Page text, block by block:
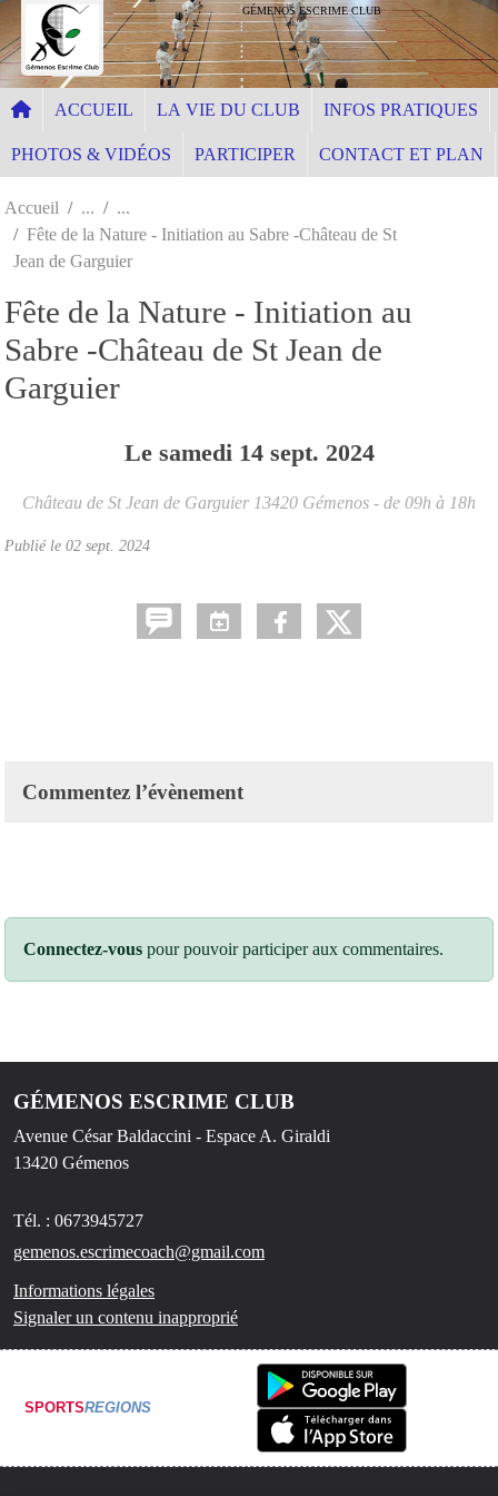
GÉMENOS ESCRIME CLUB
ACCUEIL LA VIE DU CLUB INFOS PRATIQUES
PHOTOS & VIDÉOS PARTICIPER CONTACT ET PLAN
Accueil
Fête de la Nature - Initiation au Sabre -Château de St
Jean de Garguier
Fête de la Nature - Initiation au
Sabre -Château de St Jean de
Garguier
Le samedi 14 sept. 2024
Château de St Jean de Garguier 13420 Gémenos - de 09h à 18h
Publié le 02 sept. 2024
Commentez l’évènement
Connectez-vous pour pouvoir participer aux commentaires.
GÉMENOS ESCRIME CLUB
Avenue César Baldaccini - Espace A. Giraldi
13420 Gémenos
Tél. : 0673945727
gemenos.escrimecoach@gmail.com
Informations légales
Signaler un contenu inapproprié
SPORTSREGIONS
Panneau de gestion des cookies